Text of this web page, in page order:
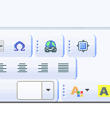
Kích cỡ phông